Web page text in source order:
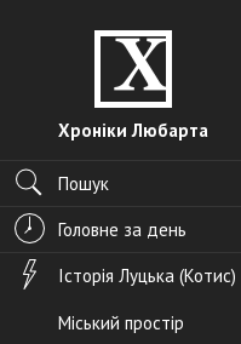
Хроніки Любарта
Пошук
Головне за день
Історія Луцька (Котис)
Міський простір